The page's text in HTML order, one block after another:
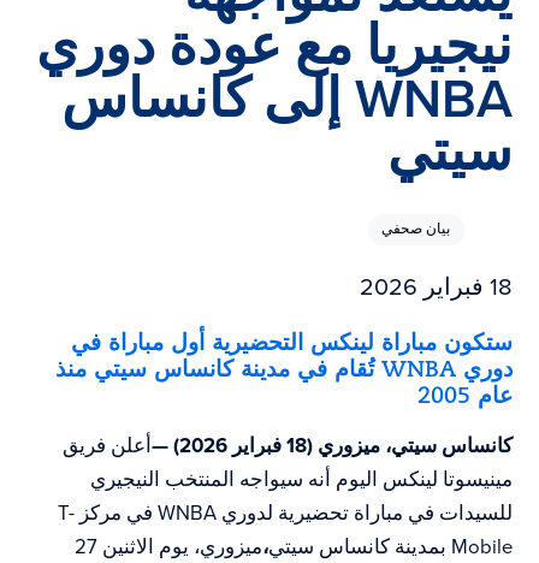
نيجيريا مع عودة دوري
WNBA إلى كانساس
سيتي
بيان صحفي
18 فبراير 2026
ستكون مباراة لينكس التحضيرية أول مباراة في
دوري WNBA تُقام في مدينة كانساس سيتي منذ
عام 2005
كانساس سيتي، ميزوري (18 فبراير 2026) —
أعلن فريق
مينيسوتا لينكس اليوم أنه سيواجه المنتخب النيجيري
للسيدات في مباراة تحضيرية لدوري WNBA في مركز T-
Mobile بمدينة كانساس سيتي
،
ميزوري، يوم الاثنين 27